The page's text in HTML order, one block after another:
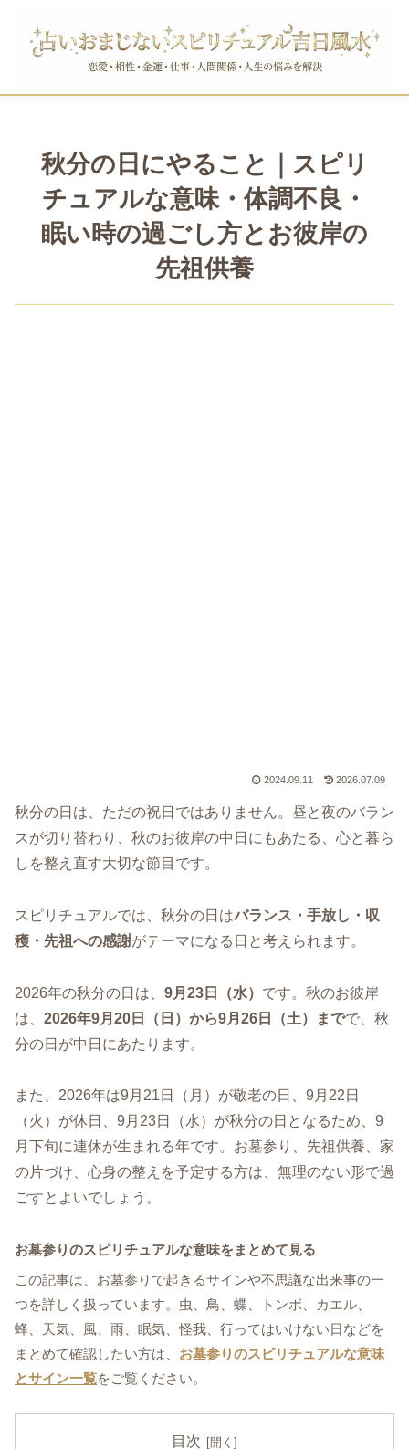
秋分の日にやること｜スピリ
チュアルな意味・体調不良・
眠い時の過ごし方とお彼岸の
先祖供養
2024.09.11 2026.07.09
秋分の日は、ただの祝日ではありません。昼と夜のバラン
スが切り替わり、秋のお彼岸の中日にもあたる、心と暮ら
しを整え直す大切な節目です。
スピリチュアルでは、秋分の日はバランス・手放し・収
穫・先祖への感謝がテーマになる日と考えられます。
2026年の秋分の日は、 9月23日（水） です。秋のお彼岸
は、 2026年9月20日（日）から9月26日（土）までで、秋
分の日が中日にあたります。
また、2026年は9月21日（月）が敬老の日、9月22日
（火）が休日、9月23日（水）が秋分の日となるため、9
月下旬に連休が生まれる年です。お墓参り、先祖供養、家
の片づけ、心身の整えを予定する方は、無理のない形で過
ごすとよいでしょう。
お墓参りのスピリチュアルな意味をまとめて見る
この記事は、お墓参りで起きるサインや不思議な出来事の一
つを詳しく扱っています。虫、鳥、蝶、トンボ、カエル、
蜂、天気、風、雨、眠気、怪我、行ってはいけない日などを
まとめて確認したい方は、 お墓参りのスピリチュアルな意味
とサイン一覧をご覧ください。
目次